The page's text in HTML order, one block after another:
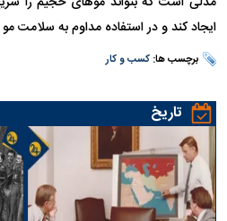
ایجاد کند و در استفاده مداوم به سلامت
برچسب ها:کسب و کار
تاریخ